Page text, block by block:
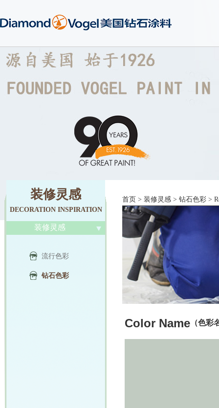
装修灵感
DECORATION INSPIRATION
装修灵感
流行色彩
钻石色彩
首页 > 装修灵感 > 钻石色彩 >
Color Name （色彩